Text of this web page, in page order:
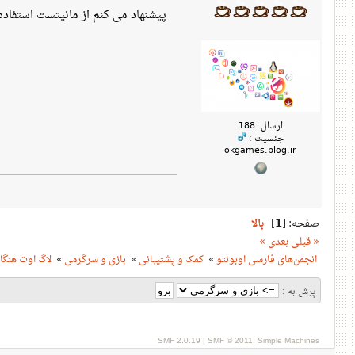
ارسال: 188
جنسیت :
okgames.blog.ir
پیشنهاد می کنم از مانیتست
صفحه: [1
] بالا
« قبلیبعدی »
انجمن‌های فارسی اوبونتو» کمک و پشتیبانی» بازی و سرگرمی» لاگ اوت
پرش به :
SMF 2.0.19 | SMF © 2011, Simple Machines